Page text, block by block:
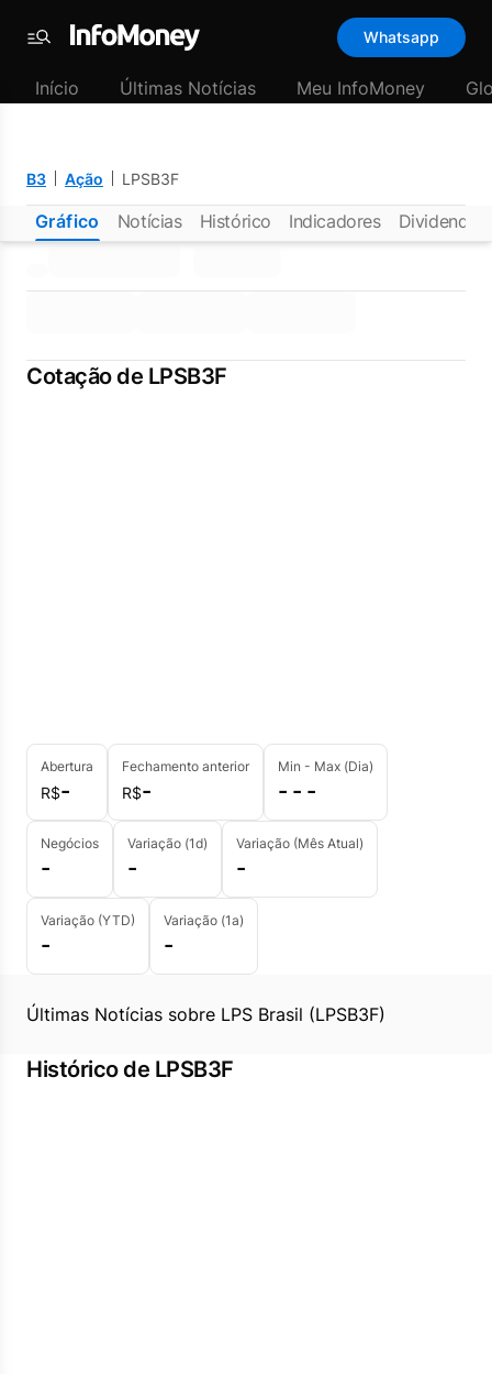
Menu
Whatsapp
Início Últimas Notícias Meu InfoMoney
B3 Ação LPSB3F
Gráfico Notícias Histórico Indicadores Dividendos
Cotação de LPSB3F
Abertura
R$-
Fechamento anterior
R$-
Min - Max (Dia)
- - -
Negócios
-
Variação (1d)
-
Variação (Mês Atual)
-
Variação (YTD)
-
Variação (1a)
-
Últimas Notícias sobre LPS Brasil (LPSB3F)
Histórico de LPSB3F